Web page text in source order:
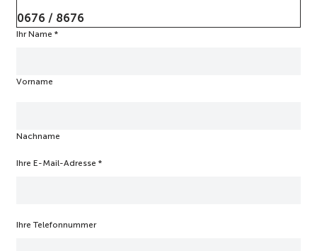
0676 / 8676
Ihr Name *
Vorname
Nachname
Ihre E-Mail-Adresse *
Ihre Telefonnummer
b
e
m
e